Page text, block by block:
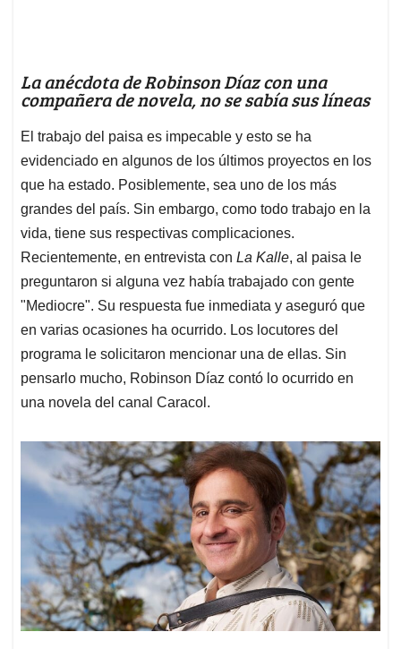
La anécdota de Robinson Díaz con una
compañera de novela, no se sabía sus líneas
El trabajo del paisa es impecable y esto se ha
evidenciado en algunos de los últimos proyectos en los
que ha estado. Posiblemente, sea uno de los más
grandes del país. Sin embargo, como todo trabajo en la
vida, tiene sus respectivas complicaciones.
Recientemente, en entrevista con La Kalle, al paisa le
preguntaron si alguna vez había trabajado con gente
"Mediocre". Su respuesta fue inmediata y aseguró que
en varias ocasiones ha ocurrido. Los locutores del
programa le solicitaron mencionar una de ellas. Sin
pensarlo mucho, Robinson Díaz contó lo ocurrido en
una novela del canal Caracol.